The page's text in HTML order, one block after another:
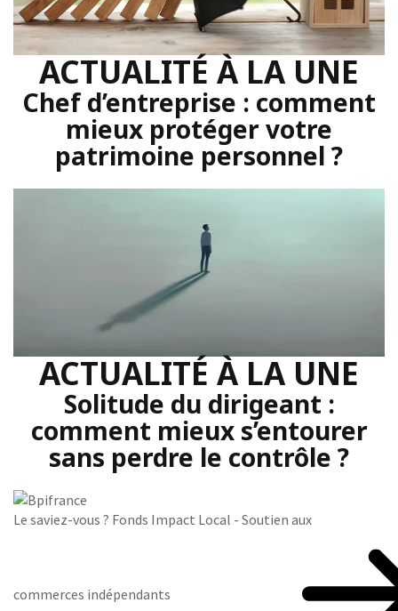
ACTUALITÉ À LA UNE
Chef d’entreprise : comment
mieux protéger votre
patrimoine personnel ?
ACTUALITÉ À LA UNE
Solitude du dirigeant :
comment mieux s’entourer
sans perdre le contrôle ?
Le saviez-vous ? Fonds Impact Local - Soutien aux
commerces indépendants